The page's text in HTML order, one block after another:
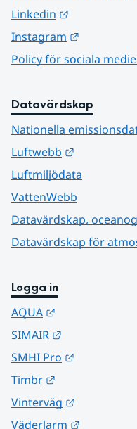
Linkedin
Instagram
Policy för sociala
Datavärdskap
Nationella
Luftwebb
Luftmiljödata
VattenWebb
Datavärdskap,
Datavärdskap för
Logga in
AQUA
SIMAIR
SMHI Pro
Timbr
Vinterväg
Väderlarm